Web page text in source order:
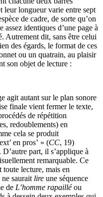
leur longueur varie entre sept
de cadre, de sorte qu’on
assez identiques d’une page à
Autrement dit, sans être celui
des égards, le format de ces
ou un quatrain, au plaisir
son objet de lecture :
agit autant sur le plan sonore
finale vient fermer le texte,
de répétition
redoublements) en
cela se produit
en pros’ » (CC, 19)
part, il s’applique à
remarquable. Ce
lecture, mais en
saurait lire une séquence
de L’homme rapailléou